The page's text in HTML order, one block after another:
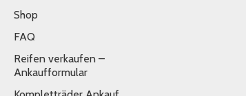
Shop
FAQ
Reifen verkaufen –
Ankaufformular